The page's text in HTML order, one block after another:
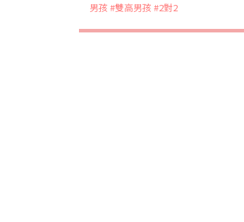
男孩 #雙高男孩 #2對2